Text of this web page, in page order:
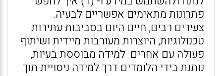
פתרונות מתאימים אפשריים לבעיה.
צעירים רבים, חיים היום בסביבות עתירות
טכנולוגיות, היוצרות מעורבות מיידית ושיתוף
פעולה עם אחרים. למידה מבוססת בעיות,
נותנת בידי הלומדים דרך למידה ניסויית תוך